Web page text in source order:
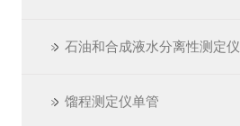
石油和合成液水分离性测定仪
馏程测定仪单管